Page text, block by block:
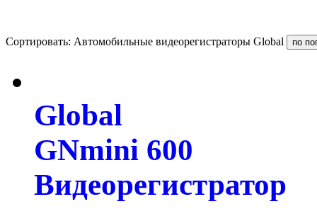
Сортировать: Автомобильные видеорегистраторы Global
Global
GNmini 600
Видеорегистратор